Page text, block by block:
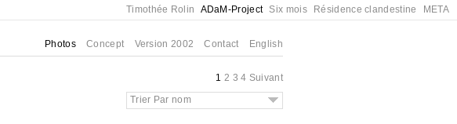
Timothée Rolin ADaM-Project Six mois Résidence clandestine META
Photos Concept Version 2002 Contact English
1 2 3 4 Suivant
Trier Par nom